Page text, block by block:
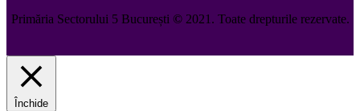
Primăria Sectorului 5 București ©️2021. Toate drepturile rezervate.
Închide